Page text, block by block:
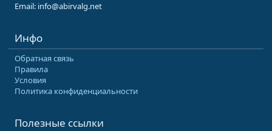
Email: info@abirvalg.net
Инфо
Обратная связь
Правила
Условия
Политика конфиденциальности
Полезные ссылки